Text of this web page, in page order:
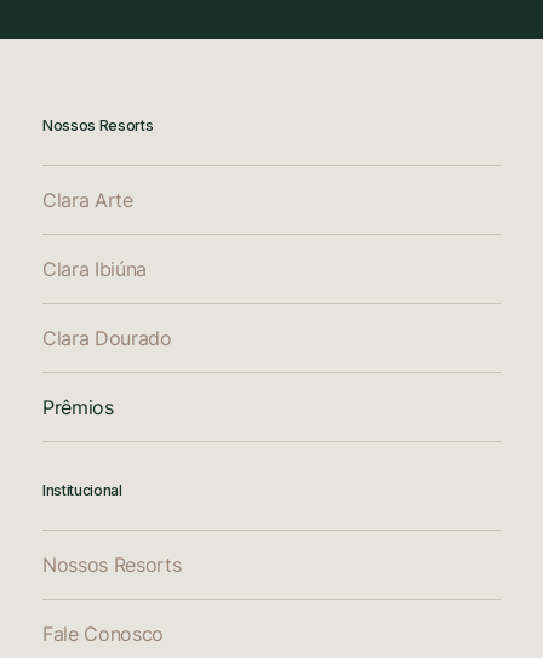
Nossos Resorts
Clara Arte
Clara Ibiúna
Clara Dourado
Prêmios
Institucional
Nossos Resorts
Fale Conosco